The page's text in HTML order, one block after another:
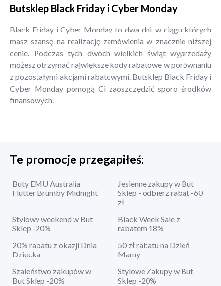
Butsklep Black Friday i Cyber Monday
Black Friday i Cyber Monday to dwa dni, w ciągu których
masz szansę na realizację zamówienia w znacznie niższej
cenie. Podczas tych dwóch wielkich świąt wyprzedaży
możesz otrzymać największe kody rabatowe w porównaniu
z pozostałymi akcjami rabatowymi. Butsklep Black Friday i
Cyber Monday pomogą Ci zaoszczędzić sporo środków
finansowych.
Te promocje przegapiłeś:
Buty EMU Australia
Flutter Brumby Midnight
Jesienne zakupy w But
Sklep - odbierz rabat -60
zł
Stylowy weekend w But
Sklep -20%
Black Week Sale z
rabatem 18%
20% rabatu z okazji Dnia
Dziecka
50 zł rabatu na Dzień
Mamy
Szaleństwo zakupów w
But Sklep -20%
Stylowe Zakupy w But
Sklep -20%